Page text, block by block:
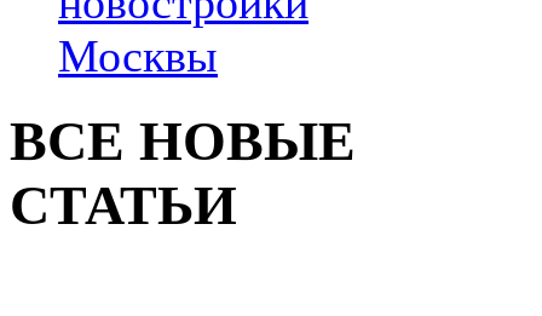
Москвы
ВСЕ НОВЫЕ
СТАТЬИ